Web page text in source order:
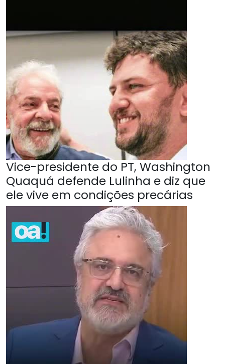
Vice-presidente do PT, Washington
Quaquá defende Lulinha e diz que
ele vive em condições precárias